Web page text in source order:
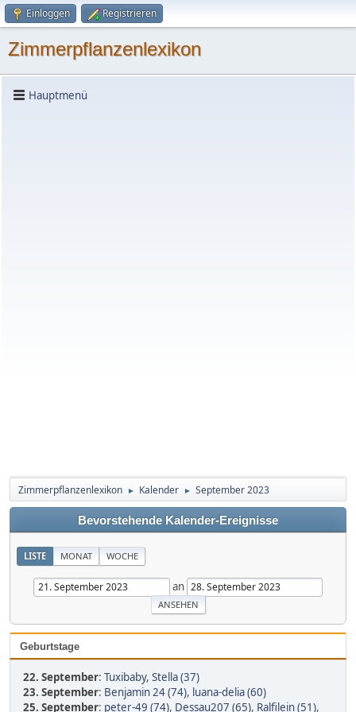
Einloggen Registrieren
Zimmerpflanzenlexikon
Hauptmenü
Zimmerpflanzenlexikon ► Kalender ► September 2023
Bevorstehende Kalender-Ereignisse
LISTE MONAT WOCHE
an
Geburtstage
22. September: Tuxibaby, Stella (37)
23. September: Benjamin 24 (74), luana-delia (60)
25. September: peter-49 (74), Dessau207 (65), Ralfilein (51),